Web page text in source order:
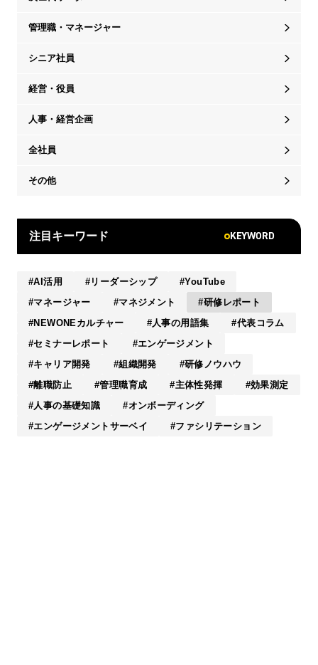
管理職・マネージャー
シニア社員
経営・役員
人事・経営企画
全社員
その他
注目キーワード KEYWORD
AI活用 リーダーシップ
YouTube
マネージャー
マネジメント
研修レポート
NEWONEカルチャー
人事の用語集
代表コラム
セミナーレポート
エンゲージメント
キャリア開発
組織開発
研修ノウハウ
離職防止
管理職育成 主体性発揮
効果測定
人事の基礎知識
オンボーディング
エンゲージメントサーベイ
ファシリテーション